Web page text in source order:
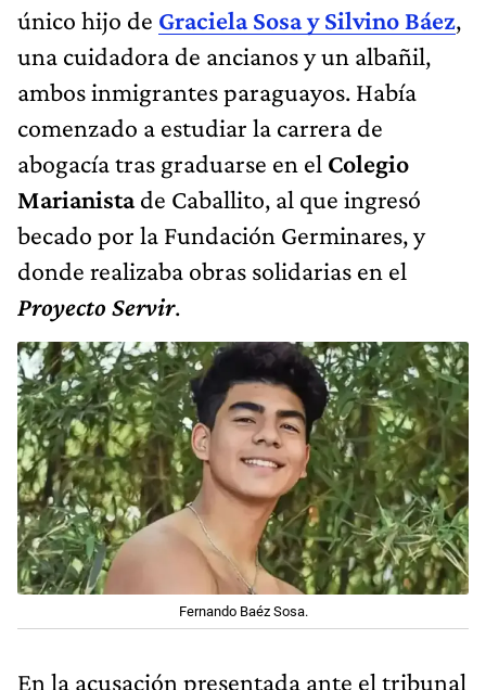
único hijo de Graciela Sosa y Silvino Báez,
una cuidadora de ancianos y un albañil,
ambos inmigrantes paraguayos. Había
comenzado a estudiar la carrera de
abogacía tras graduarse en el Colegio
Marianistade Caballito, al que ingresó
becado por la Fundación Germinares, y
donde realizaba obras solidarias en el
Proyecto Servir.
Fernando Baéz Sosa.
En la acusación presentada ante el tribunal